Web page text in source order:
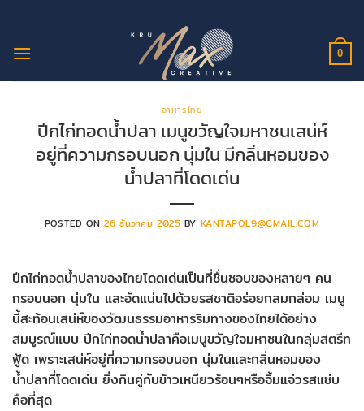
ยัง
0
อาหารไทย
ปีกไก่ทอดน้ำปลา เมนูขวัญใจมหาชนเสน่ห์
อยู่ที่ความกรอบนอก นุ่มใน มีกลิ่นหอมของ
น้ำปลาที่โดดเด่น
POSTED ON26 ธันวาคม 2025 BY KANTAPOL9@GMAIL.COM
ปีกไก่ทอดน้ำปลาของไทยโดดเด่นเป็นที่ชื่นชอบของหลายๆ คน
กรอบนอก นุ่มใน และอัดแน่นไปด้วยรสชาติอร่อยกลมกล่อม เมนู
นี้สะท้อนเสน่ห์ของวัฒนธรรมอาหารริมทางของไทยได้อย่าง
สมบูรณ์แบบ ปีกไก่ทอดน้ำปลาคือเมนูขวัญใจมหาชนในกลุ่มสตรีท
ฟู้ด เพราะเสน่ห์อยู่ที่ความกรอบนอก นุ่มในและกลิ่นหอมของ
น้ำปลาที่โดดเด่น ยิ่งกินคู่กับข้าวเหนียวร้อนๆหรือจิ้มแจ่วรสแซ่บ
คือที่สุด